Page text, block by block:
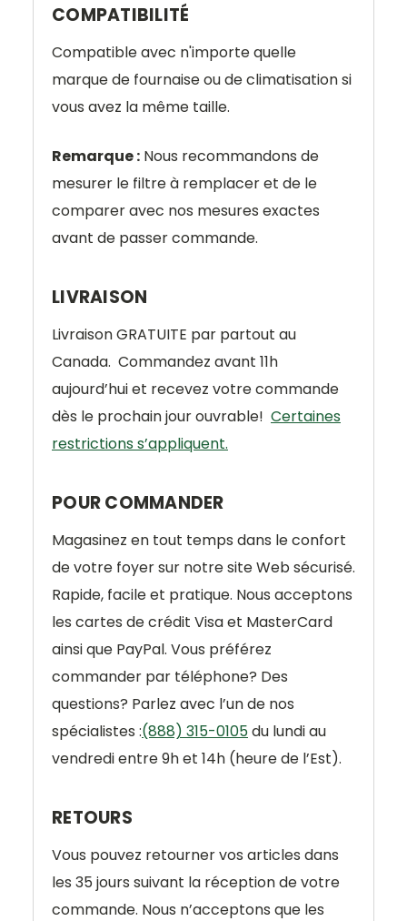
COMPATIBILITÉ
Compatible avec n'importe quelle
marque de fournaise ou de climatisation si
vous avez la même taille.
Remarque : Nous recommandons de
mesurer le filtre à remplacer et de le
comparer avec nos mesures exactes
avant de passer commande.
LIVRAISON
LivraisonGRATUITE par partout au
Canada. Commandez avant 11h
aujourd’hui et recevez votre commande
dès le prochain jour ouvrable! Certaines
restrictions s’appliquent.
POUR COMMANDER
Magasinez en tout temps dans le confort
de votre foyer sur notre site Web sécurisé.
Rapide, facile et pratique. Nous acceptons
les cartes de crédit Visa et MasterCard
ainsi que PayPal. Vous préférez
commander par téléphone? Des
questions? Parlez avec l’un de nos
spécialistes :(888) 315-0105du lundi au
vendredi entre 9h et 14h (heure de l’Est).
RETOURS
Vous pouvez retourner vos articles dans
les 35 jours suivant la réception de votre
commande. Nous n’acceptons que les